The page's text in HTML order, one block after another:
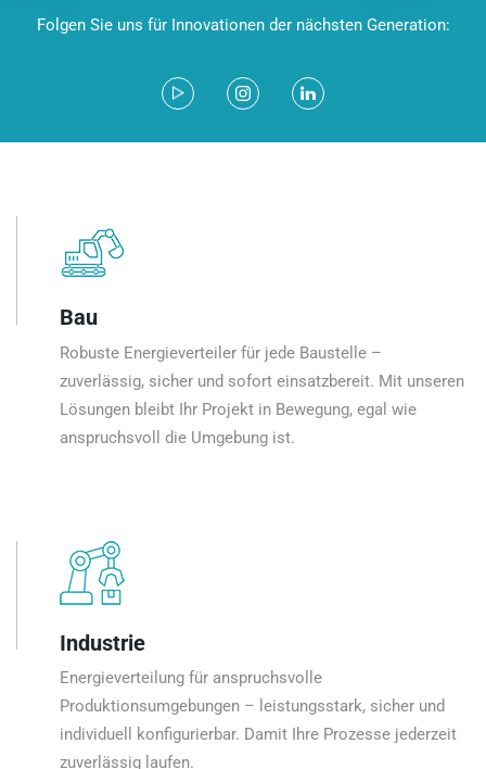
Folgen Sie uns für Innovationen der nächsten Generation:
Bau
Robuste Energieverteiler für jede Baustelle –
zuverlässig, sicher und sofort einsatzbereit. Mit unseren
Lösungen bleibt Ihr Projekt in Bewegung, egal wie
anspruchsvoll die Umgebung ist.
Industrie
Energieverteilung für anspruchsvolle
Produktionsumgebungen – leistungsstark, sicher und
individuell konfigurierbar. Damit Ihre Prozesse jederzeit
zuverlässig laufen.